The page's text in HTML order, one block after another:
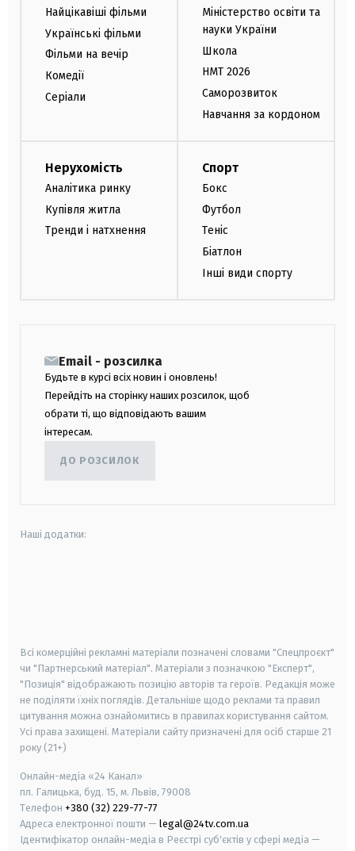
Найцікавіші фільми
Українські фільми
Фільми на вечір
Комедії
Серіали
Міністерство освіти та
науки України
Школа
НМТ 2026
Саморозвиток
Навчання за кордоном
Нерухомість
Аналітика ринку
Купівля житла
Тренди і натхнення
Спорт
Бокс
Футбол
Теніс
Біатлон
Інші види спорту
Email - розсилка
Будьте в курсі всіх новин і оновлень!
Перейдіть на сторінку наших розсилок, щоб
обрати ті, що відповідають вашим
інтересам.
ДО РОЗСИЛОК
Наші додатки:
Всі комерційні рекламні матеріали позначені словами "Спецпроєкт"
чи "Партнерський матеріал". Матеріали з позначкою "Експерт",
"Позиція" відображають позицію авторів та героїв. Редакція може
не поділяти їхніх поглядів. Детальніше щодо реклами та правил
цитування можна ознайомитись в правилах користування сайтом.
Усі права захищені. Матеріали сайту призначені для осіб старше 21
року (21+)
Онлайн-медіа «24 Канал»
пл. Галицька, буд. 15, м. Львів, 79008
Телефон +380 (32) 229-77-77
Адреса електронної пошти — legal@24tv.com.ua
Ідентифікатор онлайн-медіа в Реєстрі суб'єктів у сфері медіа —